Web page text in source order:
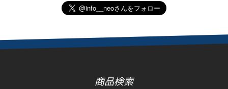
商品検索